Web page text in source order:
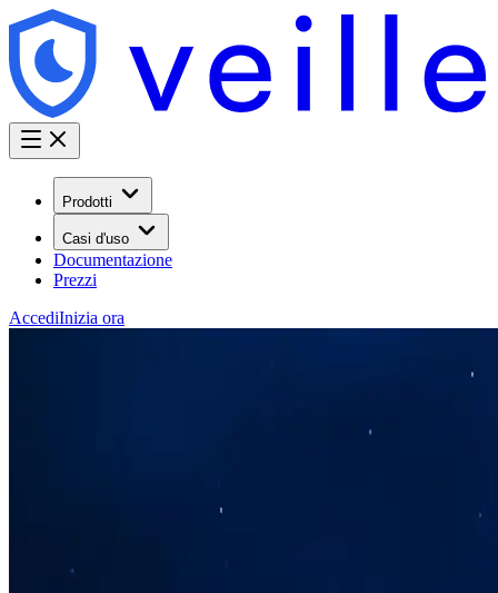
Prodotti
Casi d'uso
Documentazione
Prezzi
AccediInizia ora